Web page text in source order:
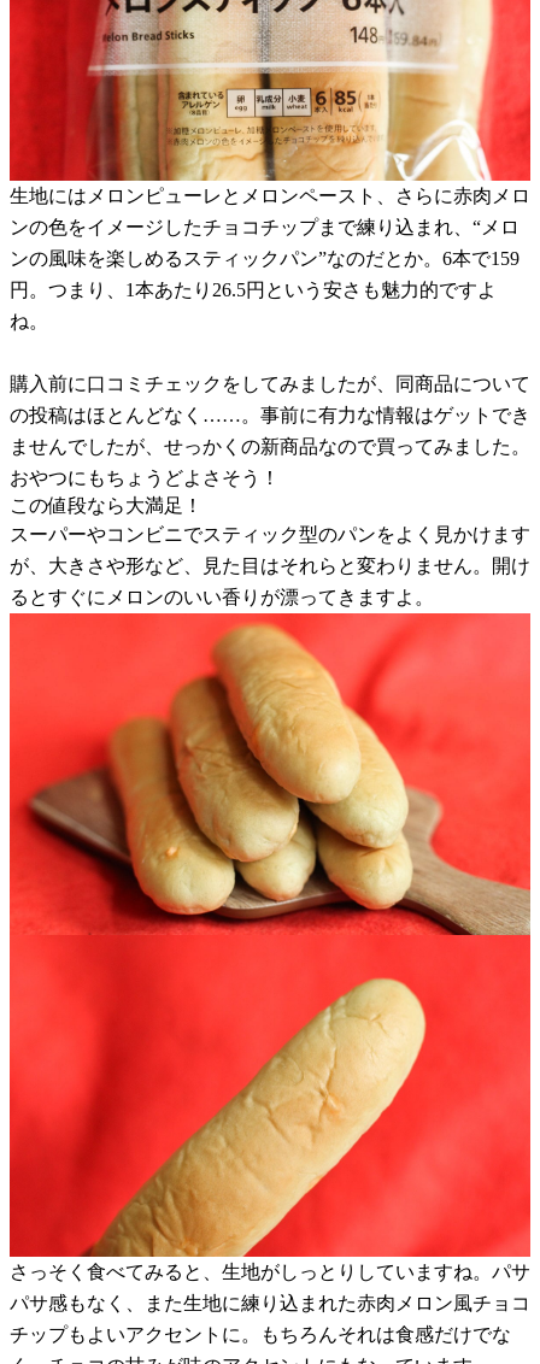
生地にはメロンピューレとメロンペースト、さらに赤肉メロ
ンの色をイメージしたチョコチップまで練り込まれ、“メロ
ンの風味を楽しめるスティックパン”なのだとか。6本で159
円。つまり、1本あたり26.5円という安さも魅力的ですよ
ね。
購入前に口コミチェックをしてみましたが、同商品について
の投稿はほとんどなく……。事前に有力な情報はゲットでき
ませんでしたが、せっかくの新商品なので買ってみました。
おやつにもちょうどよさそう！
この値段なら大満足！
スーパーやコンビニでスティック型のパンをよく見かけます
が、大きさや形など、見た目はそれらと変わりません。開け
るとすぐにメロンのいい香りが漂ってきますよ。
さっそく食べてみると、生地がしっとりしていますね。パサ
パサ感もなく、また生地に練り込まれた赤肉メロン風チョコ
チップもよいアクセントに。もちろんそれは食感だけでな